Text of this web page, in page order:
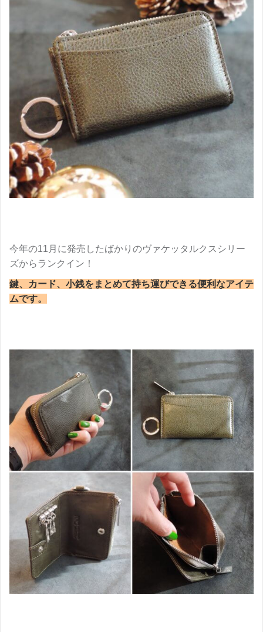
今年の11月に発売したばかりのヴァケッタルクスシリー
ズからランクイン！
鍵、カード、小銭をまとめて持ち運びできる便利なアイテ
ムです。